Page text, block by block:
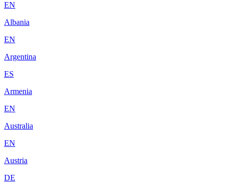
EN
Albania
EN
Argentina
ES
Armenia
EN
Australia
EN
Austria
DE